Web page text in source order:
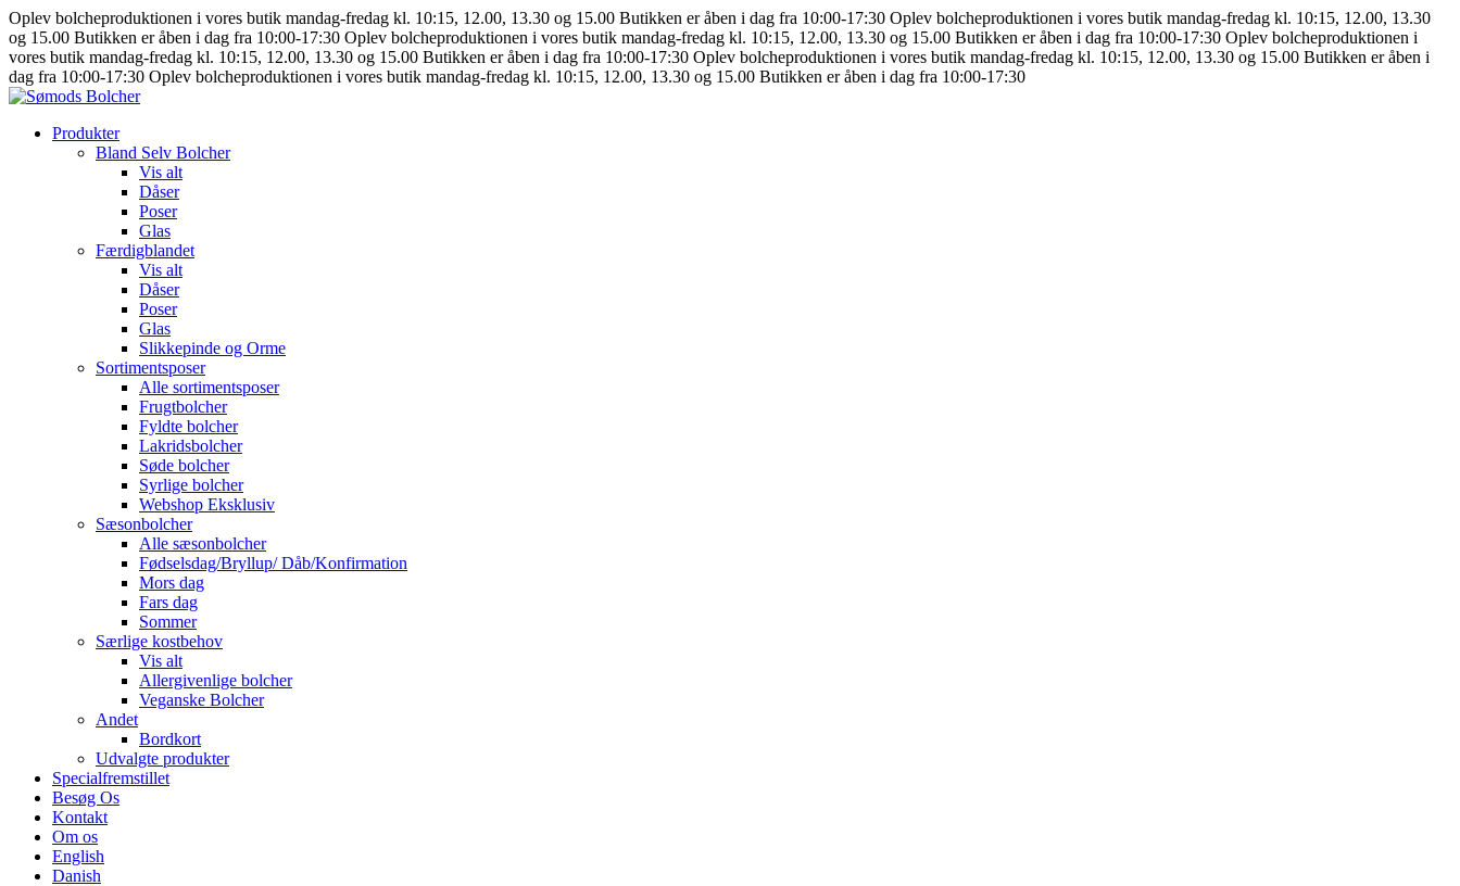
Oplev bolcheproduktionen i vores butik mandag-fredag kl. 10:15, 12.00, 13.30 og 15.00 Butikken er åben i dag fra 10:00-17:30 Oplev bolcheproduktionen i vores butik mandag-fredag kl. 10:15, 12.00, 13.30
og 15.00 Butikken er åben i dag fra 10:00-17:30 Oplev bolcheproduktionen i vores butik mandag-fredag kl. 10:15, 12.00, 13.30 og 15.00 Butikken er åben i dag fra 10:00-17:30 Oplev bolcheproduktionen i
vores butik mandag-fredag kl. 10:15, 12.00, 13.30 og 15.00 Butikken er åben i dag fra 10:00-17:30 Oplev bolcheproduktionen i vores butik mandag-fredag kl. 10:15, 12.00, 13.30 og 15.00 Butikken er åben i
dag fra 10:00-17:30 Oplev bolcheproduktionen i vores butik mandag-fredag kl. 10:15, 12.00, 13.30 og 15.00 Butikken er åben i dag fra 10:00-17:30
Produkter
Bland Selv Bolcher
Vis alt
Dåser
Poser
Glas
Færdigblandet
Vis alt
Dåser
Poser
Glas
Slikkepinde og Orme
Sortimentsposer
Alle sortimentsposer
Frugtbolcher
Fyldte bolcher
Lakridsbolcher
Søde bolcher
Syrlige bolcher
Webshop Eksklusiv
Sæsonbolcher
Alle sæsonbolcher
Fødselsdag/Bryllup/ Dåb/Konfirmation
Mors dag
Fars dag
Sommer
Særlige kostbehov
Vis alt
Allergivenlige bolcher
Veganske Bolcher
Andet
Bordkort
Udvalgte produkter
Specialfremstillet
Besøg Os
Kontakt
Om os
English
Danish